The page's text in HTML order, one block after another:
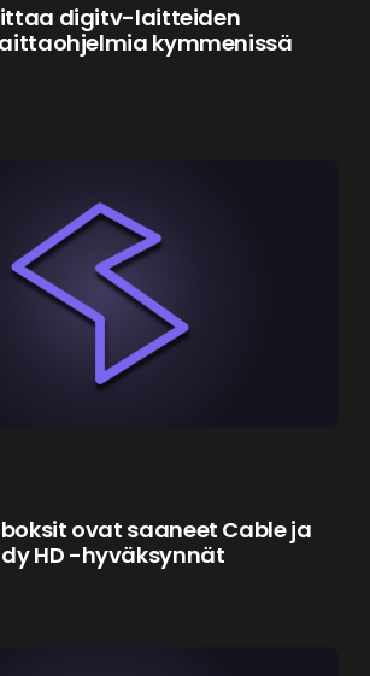
digitv-laitteiden
kymmenissä
ovat saaneet Cable ja
HD -hyväksynnät